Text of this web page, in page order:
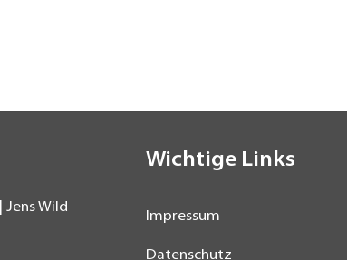
| Jens Wild
Wichtige Links
Impressum
Datenschutz